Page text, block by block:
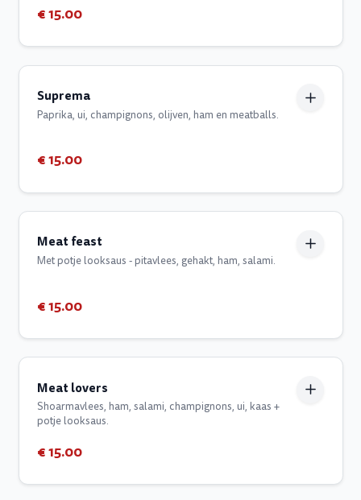
€ 15.00
Suprema
Paprika, ui, champignons, olijven, ham en meatballs.
€ 15.00
Meat feast
Met potje looksaus - pitavlees, gehakt, ham, salami.
€ 15.00
Meat lovers
Shoarmavlees, ham, salami, champignons, ui, kaas +
potje looksaus.
€ 15.00